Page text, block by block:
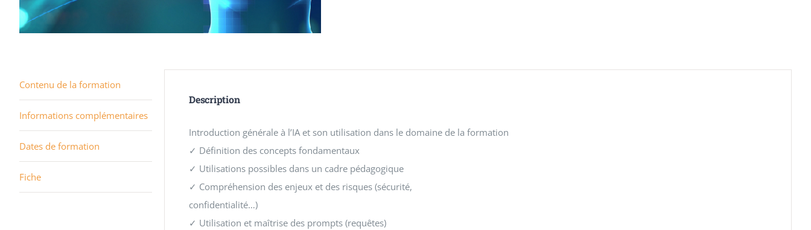
Contenu de la formation
Informations complémentaires
Dates de formation
Fiche
Description
Introduction générale à l’IA et son utilisation dans le domaine de la formation
✓ Définition des concepts fondamentaux
✓ Utilisations possibles dans un cadre pédagogique
✓ Compréhension des enjeux et des risques (sécurité,
confidentialité…)
✓ Utilisation et maîtrise des prompts (requêtes)